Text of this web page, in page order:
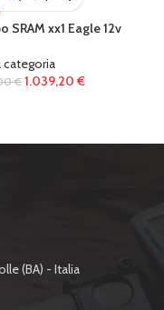
SRAM xx1 Eagle 12v
categoria
€ 1.039,20 €
(BA) - Italia